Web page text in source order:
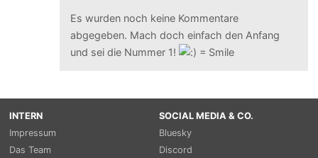
Es wurden noch keine Kommentare
abgegeben. Mach doch einfach den Anfang
und sei die Nummer 1!
INTERN
Impressum
Das Team
SOCIAL MEDIA & CO.
Bluesky
Discord